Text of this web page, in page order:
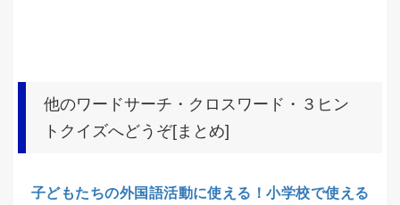
他のワードサーチ・クロスワード・３ヒン
トクイズへどうぞ[まとめ]
子どもたちの外国語活動に使える！小学校で使える